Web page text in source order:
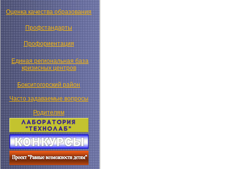
Оценка качества образования
Профстандарты
Профориентация
Единая региональная база
кризисных центров
Бокситогорский район
Часто задаваемые вопросы
Родителям